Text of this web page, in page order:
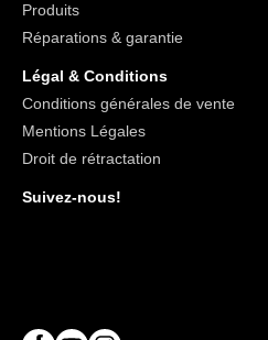
Produits
Réparations & garantie
Légal & Conditions
Conditions générales de vente
Mentions Légales
Droit de rétractation
Suivez-nous!